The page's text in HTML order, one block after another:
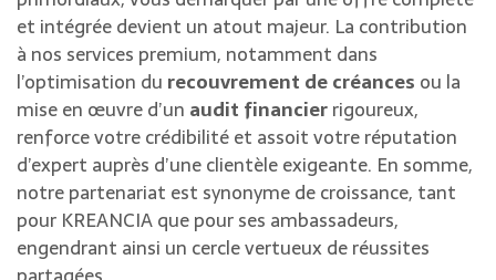
et intégrée devient un atout majeur. La contribution
à nos services premium, notamment dans
l’optimisation du recouvrement de créances ou la
mise en œuvre d’un audit financierrigoureux,
renforce votre crédibilité et assoit votre réputation
d’expert auprès d’une clientèle exigeante. En somme,
notre partenariat est synonyme de croissance, tant
pour KREANCIA que pour ses ambassadeurs,
engendrant ainsi un cercle vertueux de réussites